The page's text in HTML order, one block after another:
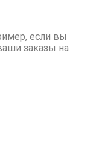
если вы
заказы на